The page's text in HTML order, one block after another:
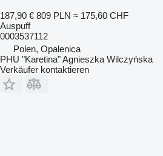
187,90 € 809 PLN ≈ 175,60 CHF
Auspuff
0003537112
Polen, Opalenica
PHU "Karetina" Agnieszka Wilczyńska
Verkäufer kontaktieren